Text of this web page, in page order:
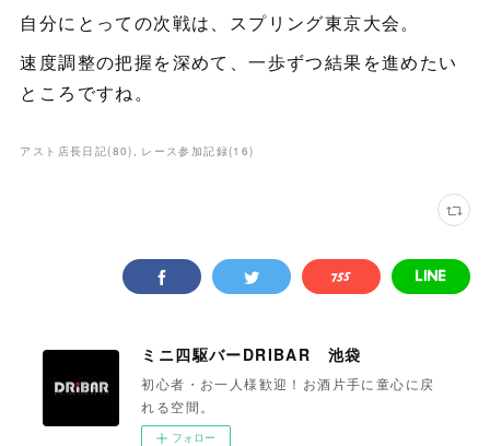
自分にとっての次戦は、スプリング東京大会。
速度調整の把握を深めて、一歩ずつ結果を進めたい
ところですね。
アスト店長日記(80) レース参加記録(16)
ミニ四駆バーDRIBAR 池袋
初心者・お一人様歓迎！お酒片手に童心に戻
れる空間。
フォロー